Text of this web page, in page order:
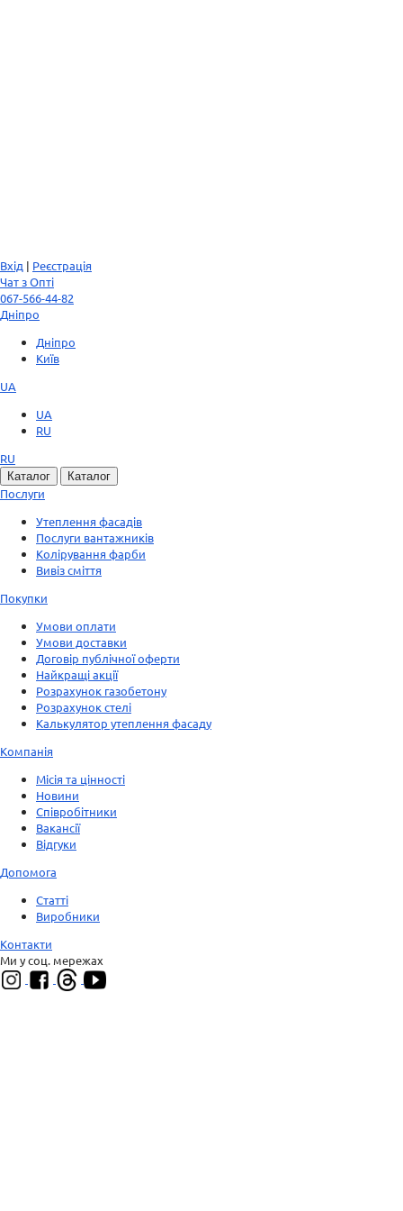
Вхід | Реєстрація
Чат з Опті
067-566-44-82
Дніпро
Дніпро
Київ
UA
UA
RU
RU
Каталог Каталог
Послуги
Утеплення фасадів
Послуги вантажників
Колірування фарби
Вивіз сміття
Покупки
Умови оплати
Умови доставки
Договір публічної оферти
Найкращі акції
Розрахунок газобетону
Розрахунок стелі
Калькулятор утеплення фасаду
Компанія
Місія та цінності
Новини
Співробітники
Вакансії
Відгуки
Допомога
Статті
Виробники
Контакти
Ми у соц. мережах